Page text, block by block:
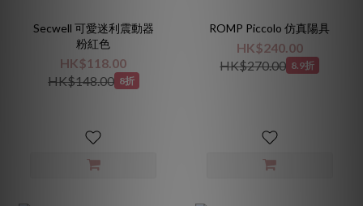
Secwell 可愛迷利震動器
粉紅色
HK$118.00
HK$148.00 8折
ROMP Piccolo 仿真陽具
HK$240.00
HK$270.00 8.9折